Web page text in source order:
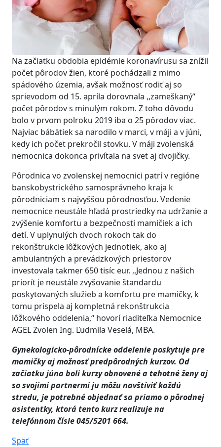
Na začiatku obdobia epidémie koronavírusu sa znížil
počet pôrodov žien, ktoré pochádzali z mimo
spádového územia, avšak možnosť rodiť aj so
sprievodom od 15. apríla dorovnala ,,zameškaný“
počet pôrodov s minulým rokom. Z toho dôvodu
bolo v prvom polroku 2019 iba o 25 pôrodov viac.
Najviac bábätiek sa narodilo v marci, v máji a v júni,
kedy ich počet prekročil stovku. V máji zvolenská
nemocnica dokonca privítala na svet aj dvojičky.
Pôrodnica vo zvolenskej nemocnici patrí v regióne
banskobystrického samosprávneho kraja k
pôrodniciam s najvyššou pôrodnosťou. Vedenie
nemocnice neustále hľadá prostriedky na udržanie a
zvýšenie komfortu a bezpečnosti mamičiek a ich
detí. V uplynulých dvoch rokoch tak do
rekonštrukcie lôžkových jednotiek, ako aj
ambulantných a prevádzkových priestorov
investovala takmer 650 tisíc eur. ,,Jednou z našich
priorít je neustále zvyšovanie štandardu
poskytovaných služieb a komfortu pre mamičky, k
tomu prispela aj kompletná rekonštrukcia
lôžkového oddelenia,“ hovorí riaditeľka Nemocnice
AGEL Zvolen Ing. Ľudmila Veselá, MBA.
Gynekologicko-pôrodnícke oddelenie poskytuje pre
mamičky aj možnosť predpôrodných kurzov. Od
začiatku júna boli kurzy obnovené a tehotné ženy aj
so svojimi partnermi ju môžu navštíviť každú
stredu, je potrebné objednať sa priamo o pôrodnej
asistentky, ktorá tento kurz realizuje na
telefónnom čísle 045/5201 664.
Späť